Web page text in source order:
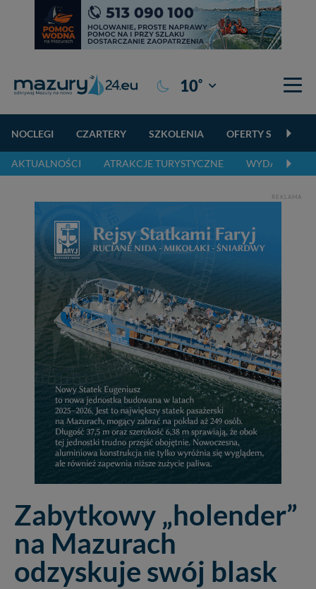
10° Giżycko
NOCLEGI CZARTERY SZKOLENIA OFERTY
AKTUALNOŚCI ATRAKCJE TURYSTYCZNE WYDARZENIA
REKLAMA
Zabytkowy „holender”
na Mazurach
odzyskuje swój blask